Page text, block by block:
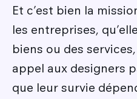
Et c’est bien la
les entreprises,
biens ou des
appel aux designers
que leur survie